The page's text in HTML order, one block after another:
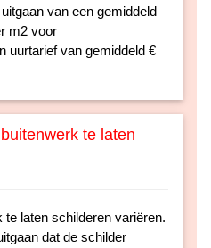
van een gemiddeld
m2 voor
uurtarief van gemiddeld €
te laten
laten schilderen variëren.
dat de schilder